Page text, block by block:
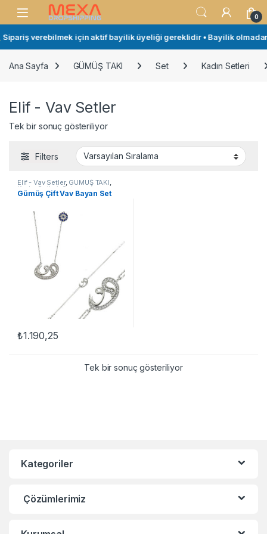
Skip to navigation
Skip to content
Open 0
verebilmek için aktif bayilik üyeliği gereklidir • Bayilik
Ana Sayfa GÜMÜŞ TAKI Set Kadın Setleri
Elif - Vav Setler
Tek bir sonuç gösteriliyor
Filters
Elif - Vav Setler, GÜMÜŞ TAKI,
Kadın Setleri , Set
Gümüş Çift Vav Bayan Set
₺1.190,25
Tek bir sonuç gösteriliyor
Kategoriler
Çözümlerimiz